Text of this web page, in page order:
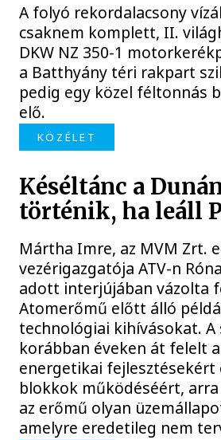
A folyó rekordalacsony
csaknem komplett, II.
DKW NZ 350-1
a Batthyány téri rakpart
pedig egy közel féltonnás
elő.
KÖZÉLET
Késéltánc a
történik, ha leáll
Mártha Imre, az MVM Zrt.
vezérigazgatója ATV-n
adott interjújában vázolta
Atomerőmű előtt álló
technológiai kihívásokat. A
korábban éveken át felelt
energetikai fejlesztésekért
blokkok működéséért,
az erőmű olyan
amelyre eredetileg nem